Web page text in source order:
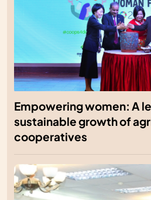
Empowering women: A
sustainable growth of
cooperatives